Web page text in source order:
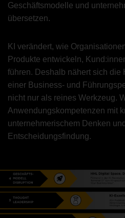
Geschäftsmodelle und
übersetzen.
KI verändert, wie
Produkte entwickeln,
führen. Deshalb nähert sich die
einer Business- und
nicht nur als reines Werkzeug.
Anwendungskompetenzen mit
unternehmerischem Denken
Entscheidungsfindung.